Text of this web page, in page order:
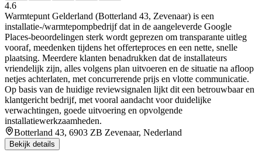
4.6
Warmtepunt Gelderland (Botterland 43, Zevenaar) is een
installatie-/warmtepompbedrijf dat in de aangeleverde Google
Places-beoordelingen sterk wordt geprezen om transparante uitleg
vooraf, meedenken tijdens het offerteproces en een nette, snelle
plaatsing. Meerdere klanten benadrukken dat de installateurs
vriendelijk zijn, alles volgens plan uitvoeren en de situatie na afloop
netjes achterlaten, met concurrerende prijs en vlotte communicatie.
Op basis van de huidige reviewsignalen lijkt dit een betrouwbaar en
klantgericht bedrijf, met vooral aandacht voor duidelijke
verwachtingen, goede uitvoering en opvolgende
installatiewerkzaamheden.
Botterland 43, 6903 ZB Zevenaar, Nederland
Bekijk details